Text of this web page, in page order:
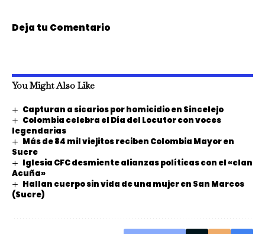
Deja tu Comentario
You Might Also Like
Capturan a sicarios por homicidio en Sincelejo
Colombia celebra el Día del Locutor con voces
legendarias
Más de 84 mil viejitos reciben Colombia Mayor en
Sucre
Iglesia CFC desmiente alianzas políticas con el «clan
Acuña»
Hallan cuerpo sin vida de una mujer en San Marcos
(Sucre)